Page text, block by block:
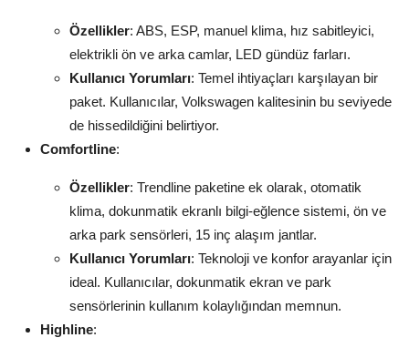
Özellikler: ABS, ESP, manuel klima, hız sabitleyici,
elektrikli ön ve arka camlar, LED gündüz farları.
Kullanıcı Yorumları: Temel ihtiyaçları karşılayan bir
paket. Kullanıcılar, Volkswagen kalitesinin bu seviyede
de hissedildiğini belirtiyor.
Comfortline:
Özellikler: Trendline paketine ek olarak, otomatik
klima, dokunmatik ekranlı bilgi-eğlence sistemi, ön ve
arka park sensörleri, 15 inç alaşım jantlar.
Kullanıcı Yorumları: Teknoloji ve konfor arayanlar için
ideal. Kullanıcılar, dokunmatik ekran ve park
sensörlerinin kullanım kolaylığından memnun.
Highline: